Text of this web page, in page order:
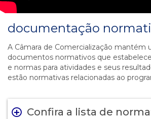
documentação
A Câmara de Comercialização mantém
documentos normativos que
e normas para atividades e seus
estão normativas relacionadas ao
Confira a lista de